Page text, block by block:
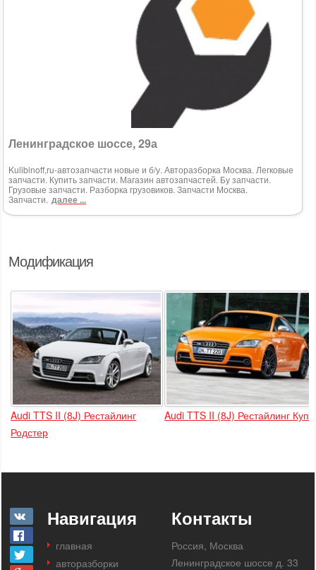
Модификация
Audi TTS II (8J) Рестайлинг
Родстер
Audi TTS II (8J) Рестайлинг Купе
Ленинградское шоссе, 29а
Kulibinoff,ru-автозапчасти новые и б/у. Авторазборка Москва. Легковые
запчасти. Купить запчасти. Магазин автозапчастей. Бу запчасти.
Грузовые запчасти. Разборка грузовиков. Запчасти Москва.
Запчасти. далее ...
Навигация
главная
авторазборки
Контакты
Россия, Москва
Ленинградское шоссе д. 33